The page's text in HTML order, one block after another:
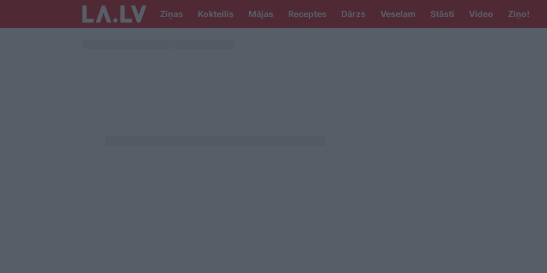
Ziņas Kokteilis Mājas Receptes Dārzs Veselam Stāsti Video Ziņo!